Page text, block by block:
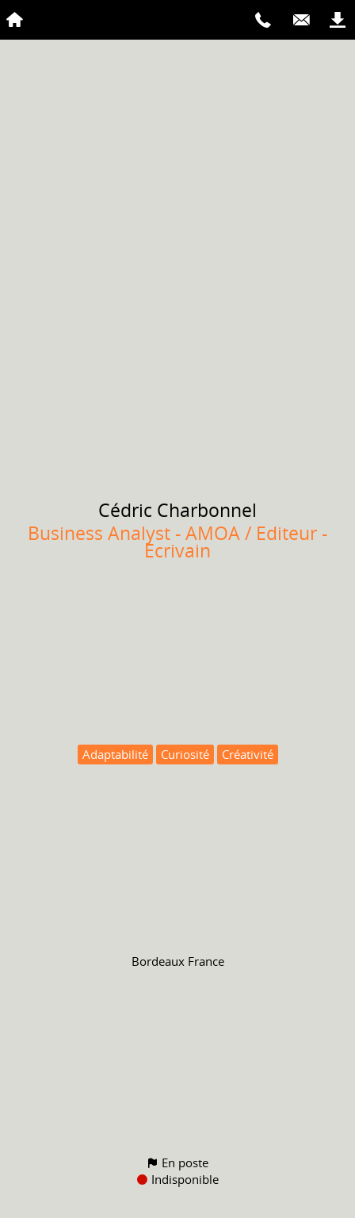
Cédric Charbonnel
Business Analyst - AMOA / Editeur -
Ecrivain
Adaptabilité Curiosité Créativité
Bordeaux France
En poste
Indisponible